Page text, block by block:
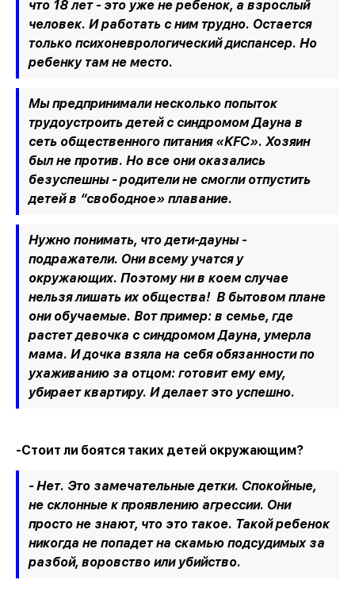
что 18 лет - это уже не ребенок, а взрослый
человек. И работать с ним трудно. Остается
только психоневрологический диспансер. Но
ребенку там не место.
Мы предпринимали несколько попыток
трудоустроить детей с синдромом Дауна в
сеть общественного питания «KFC». Хозяин
был не против. Но все они оказались
безуспешны - родители не смогли отпустить
детей в “свободное» плавание.
Нужно понимать, что дети-дауны -
подражатели. Они всему учатся у
окружающих. Поэтому ни в коем случае
нельзя лишать их общества! В бытовом плане
они обучаемые. Вот пример: в семье, где
растет девочка с синдромом Дауна, умерла
мама. И дочка взяла на себя обязанности по
ухаживанию за отцом: готовит ему ему,
убирает квартиру. И делает это успешно.
-Стоит ли боятся таких детей окружающим?
- Нет. Это замечательные детки. Спокойные,
не склонные к проявлению агрессии. Они
просто не знают, что это такое. Такой ребенок
никогда не попадет на скамью подсудимых за
разбой, воровство или убийство.